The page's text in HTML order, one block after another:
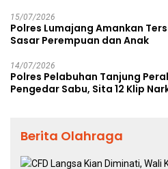
15/07/2026
Polres Lumajang Amankan
Sasar Perempuan dan Anak
14/07/2026
Polres Pelabuhan Tanjung
Pengedar Sabu, Sita 12 Klip
Berita Olahraga